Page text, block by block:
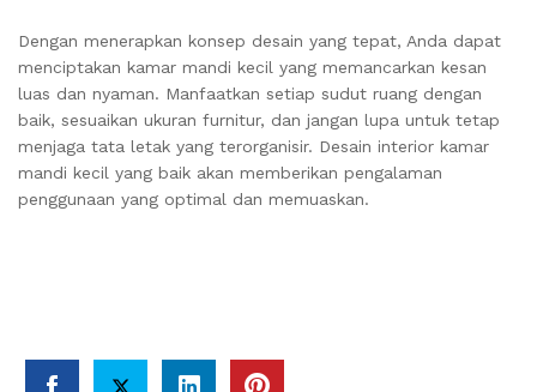
Dengan menerapkan konsep desain yang tepat, Anda dapat
menciptakan kamar mandi kecil yang memancarkan kesan
luas dan nyaman. Manfaatkan setiap sudut ruang dengan
baik, sesuaikan ukuran furnitur, dan jangan lupa untuk tetap
menjaga tata letak yang terorganisir. Desain interior kamar
mandi kecil yang baik akan memberikan pengalaman
penggunaan yang optimal dan memuaskan.